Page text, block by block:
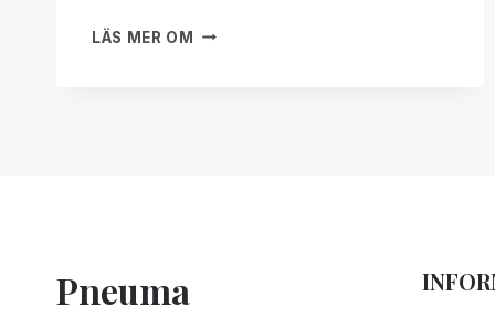
LÄS MER OM SAM
Pneuma